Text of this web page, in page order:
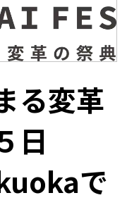
る変革
日
で